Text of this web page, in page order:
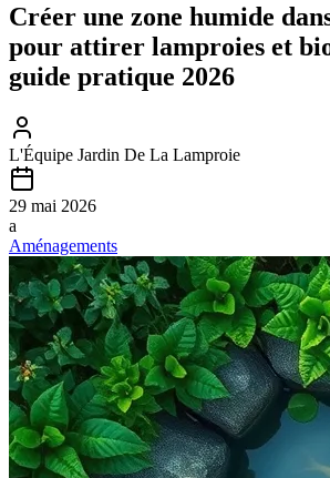
Créer une zone humide
pour attirer lamproies et
guide pratique 2026
L'Équipe Jardin De La Lamproie
29 mai 2026
a
Aménagements